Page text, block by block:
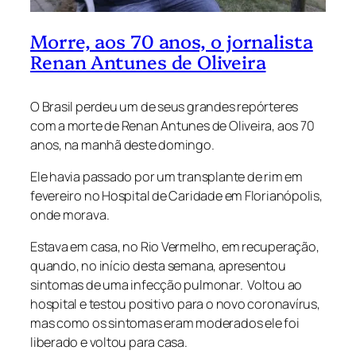
Morre, aos 70 anos, o jornalista
Renan Antunes de Oliveira
O Brasil perdeu um de seus grandes repórteres
com a morte de Renan Antunes de Oliveira, aos 70
anos, na manhã deste domingo.
Ele havia passado por um transplante de rim em
fevereiro no Hospital de Caridade em Florianópolis,
onde morava.
Estava em casa, no Rio Vermelho, em recuperação,
quando, no início desta semana, apresentou
sintomas de uma infecção pulmonar. Voltou ao
hospital e testou positivo para o novo coronavírus,
mas como os sintomas eram moderados ele foi
liberado e voltou para casa.